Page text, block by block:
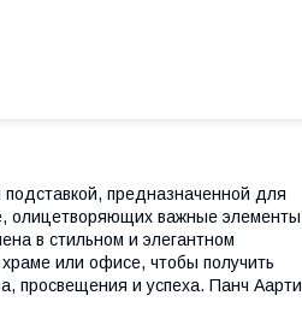
предназначенной для
олицетворяющих важные элементы
в стильном и элегантном
или офисе, чтобы получить
просвещения и успеха. Панч Аарти